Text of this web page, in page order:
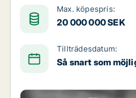
Max. köpespris:
20 000 000 SEK
Tillträdesdatum:
Så snart som